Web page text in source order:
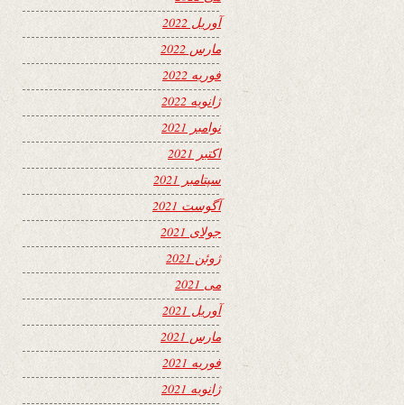
آوریل 2022
مارس 2022
فوریه 2022
ژانویه 2022
نوامبر 2021
اکتبر 2021
سپتامبر 2021
آگوست 2021
جولای 2021
ژوئن 2021
می 2021
آوریل 2021
مارس 2021
فوریه 2021
ژانویه 2021